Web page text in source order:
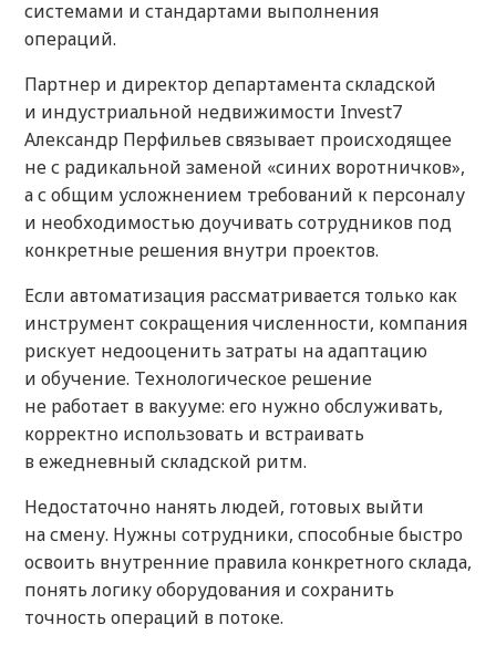
системами и стандартами выполнения
операций.
Партнер и директор департамента складской
и индустриальной недвижимости Invest7
Александр Перфильев связывает происходящее
не с радикальной заменой «синих воротничков»,
а с общим усложнением требований к персоналу
и необходимостью доучивать сотрудников под
конкретные решения внутри проектов.
Если автоматизация рассматривается только как
инструмент сокращения численности, компания
рискует недооценить затраты на адаптацию
и обучение. Технологическое решение
не работает в вакууме: его нужно обслуживать,
корректно использовать и встраивать
в ежедневный складской ритм.
Недостаточно нанять людей, готовых выйти
на смену. Нужны сотрудники, способные быстро
освоить внутренние правила конкретного склада,
понять логику оборудования и сохранить
точность операций в потоке.